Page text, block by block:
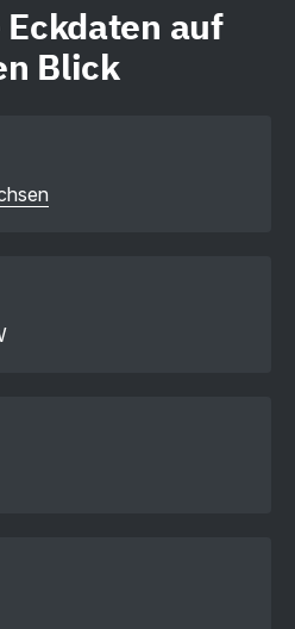
Eckdaten auf
Blick